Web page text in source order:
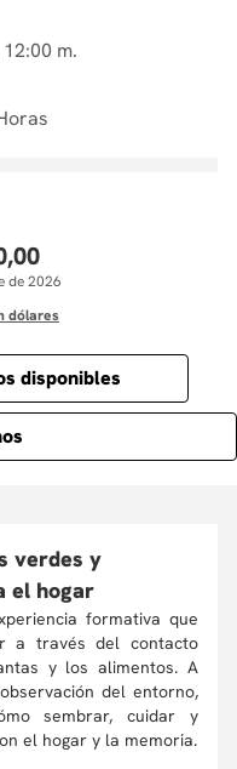
m.
,00
de 2026
dólares
disponibles
verdes y
el hogar
formativa que
a través del contacto
y los alimentos. A
del entorno,
sembrar, cuidar y
el hogar y la memoria.